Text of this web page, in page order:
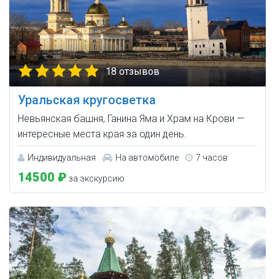
18 отзывов
Уральская кругосветка
Невьянская башня, Ганина Яма и Храм на Крови —
интересные места края за один день.
Индивидуальная На автомобиле 7 часов
14500 ₽ за экскурсию